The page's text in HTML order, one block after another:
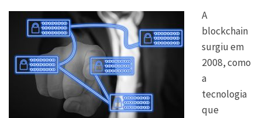
A
blockchain
surgiu em
2008, como
a
tecnologia
que